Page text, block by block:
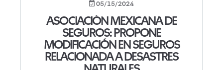
05/15/2024
ASOCIACIÓN MEXICANA DE
SEGUROS: PROPONE
MODIFICACIÓN EN SEGUROS
RELACIONADA A DESASTRES